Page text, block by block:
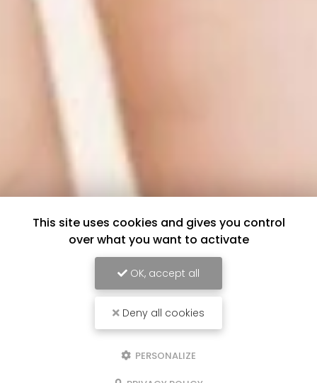
This site uses cookies and gives you control
over what you want to activate
OK, accept all
Deny all cookies
PERSONALIZE